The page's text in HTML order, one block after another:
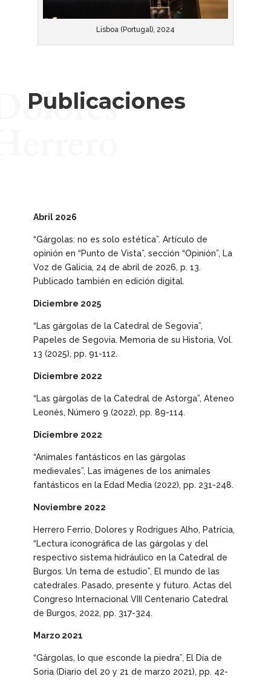
Lisboa (Portugal), 2024
Publicaciones
Abril 2026
“Gárgolas: no es solo estética”. Artículo de
opinión en “Punto de Vista”, sección “Opinión”, La
Voz de Galicia, 24 de abril de 2026, p. 13.
Publicado también en edición digital.
Diciembre 2025
“Las gárgolas de la Catedral de Segovia”,
Papeles de Segovia. Memoria de su Historia, Vol.
13 (2025), pp. 91-112.
Diciembre 2022
“Las gárgolas de la Catedral de Astorga”, Ateneo
Leonés, Número 9 (2022), pp. 89-114.
Diciembre 2022
“Animales fantásticos en las gárgolas
medievales”, Las imágenes de los animales
fantásticos en la Edad Media (2022), pp. 231-248.
Noviembre 2022
Herrero Ferrio, Dolores y Rodrigues Alho, Patrícia,
“Lectura iconográfica de las gárgolas y del
respectivo sistema hidráulico en la Catedral de
Burgos. Un tema de estudio”, El mundo de las
catedrales. Pasado, presente y futuro. Actas del
Congreso Internacional VIII Centenario Catedral
de Burgos, 2022, pp. 317-324.
Marzo 2021
“Gárgolas, lo que esconde la piedra”, El Día de
Soria (Diario del 20 y 21 de marzo 2021), pp. 42-